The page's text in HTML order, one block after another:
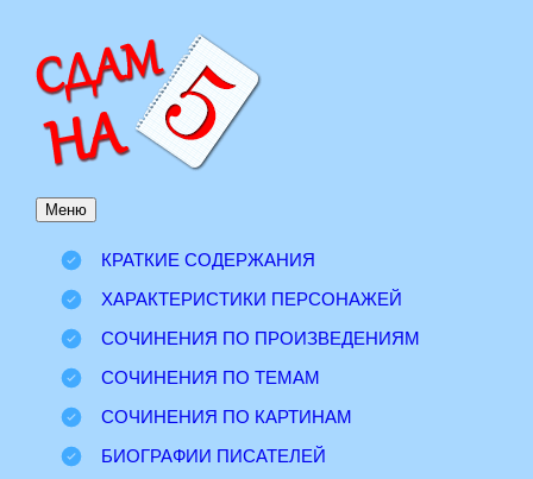
Перейти
к
содержимому
Меню
КРАТКИЕ СОДЕРЖАНИЯ
ХАРАКТЕРИСТИКИ ПЕРСОНАЖЕЙ
СОЧИНЕНИЯ ПО ПРОИЗВЕДЕНИЯМ
СОЧИНЕНИЯ ПО ТЕМАМ
СОЧИНЕНИЯ ПО КАРТИНАМ
БИОГРАФИИ ПИСАТЕЛЕЙ